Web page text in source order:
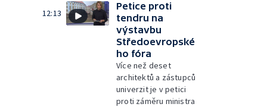
12:13
Petice proti
tendru na
výstavbu
Středoevropské
ho fóra
Více než deset
architektů a zástupců
univerzit je v petici
proti záměru ministra